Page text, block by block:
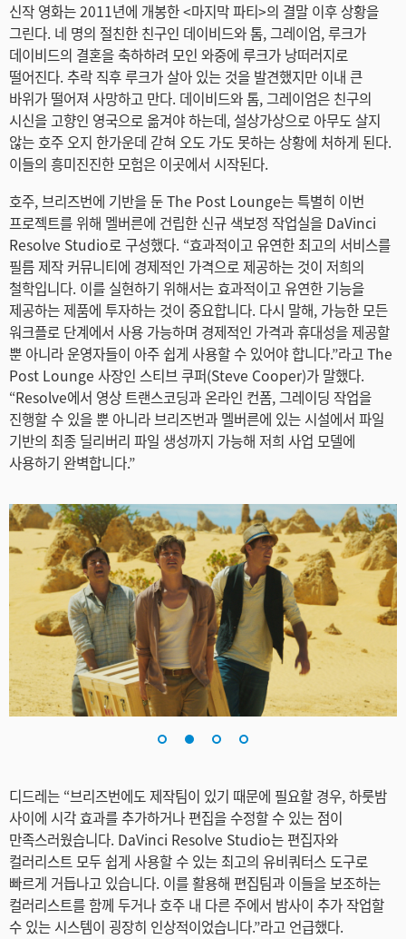
Mexico
Malaysia
Netherlands
New Zealand
Poland
Portugal
Singapore
South Africa
Spain
Sweden
Chinese Taipei
Turkey
UAE
Ukraine
United Kingdom
United States
신작 영화는 2011년에 개봉한 <마지막 파티>의 결말 이후 상황을
그린다. 네 명의 절친한 친구인 데이비드와 톰, 그레이엄, 루크가
데이비드의 결혼을 축하하려 모인 와중에 루크가 낭떠러지로
떨어진다. 추락 직후 루크가 살아 있는 것을 발견했지만 이내 큰
바위가 떨어져 사망하고 만다. 데이비드와 톰, 그레이엄은 친구의
시신을 고향인 영국으로 옮겨야 하는데, 설상가상으로 아무도 살지
않는 호주 오지 한가운데 갇혀 오도 가도 못하는 상황에 처하게 된다.
이들의 흥미진진한 모험은 이곳에서 시작된다.
호주, 브리즈번에 기반을 둔 The Post Lounge는 특별히 이번
프로젝트를 위해 멜버른에 건립한 신규 색보정 작업실을 DaVinci
Resolve Studio로 구성했다. “효과적이고 유연한 최고의 서비스를
필름 제작 커뮤니티에 경제적인 가격으로 제공하는 것이 저희의
철학입니다. 이를 실현하기 위해서는 효과적이고 유연한 기능을
제공하는 제품에 투자하는 것이 중요합니다. 다시 말해, 가능한 모든
워크플로 단계에서 사용 가능하며 경제적인 가격과 휴대성을 제공할
뿐 아니라 운영자들이 아주 쉽게 사용할 수 있어야 합니다.”라고 The
Post Lounge 사장인 스티브 쿠퍼(Steve Cooper)가 말했다.
“Resolve에서 영상 트랜스코딩과 온라인 컨폼, 그레이딩 작업을
진행할 수 있을 뿐 아니라 브리즈번과 멜버른에 있는 시설에서 파일
기반의 최종 딜리버리 파일 생성까지 가능해 저희 사업 모델에
사용하기 완벽합니다.”
디드레는 “브리즈번에도 제작팀이 있기 때문에 필요할 경우, 하룻밤
사이에 시각 효과를 추가하거나 편집을 수정할 수 있는 점이
만족스러웠습니다. DaVinci Resolve Studio는 편집자와
컬러리스트 모두 쉽게 사용할 수 있는 최고의 유비쿼터스 도구로
빠르게 거듭나고 있습니다. 이를 활용해 편집팀과 이들을 보조하는
컬러리스트를 함께 두거나 호주 내 다른 주에서 밤사이 추가 작업할
수 있는 시스템이 굉장히 인상적이었습니다.”라고 언급했다.